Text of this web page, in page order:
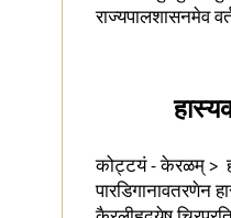
राज्यपालशासनमेव
कोट्टयं - केरळम् >
पारडिगानावतरणेन